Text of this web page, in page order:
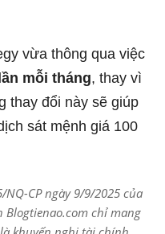
vừa thông qua việc
mỗi tháng, thay vì
thay đổi này sẽ giúp
sát mệnh giá 100
CP ngày 9/9/2025 của
chỉ mang